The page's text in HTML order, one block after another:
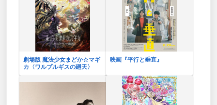
劇場版 魔法少女まどか☆マギ
カ〈ワルプルギスの廻天〉
映画『平行と垂直』